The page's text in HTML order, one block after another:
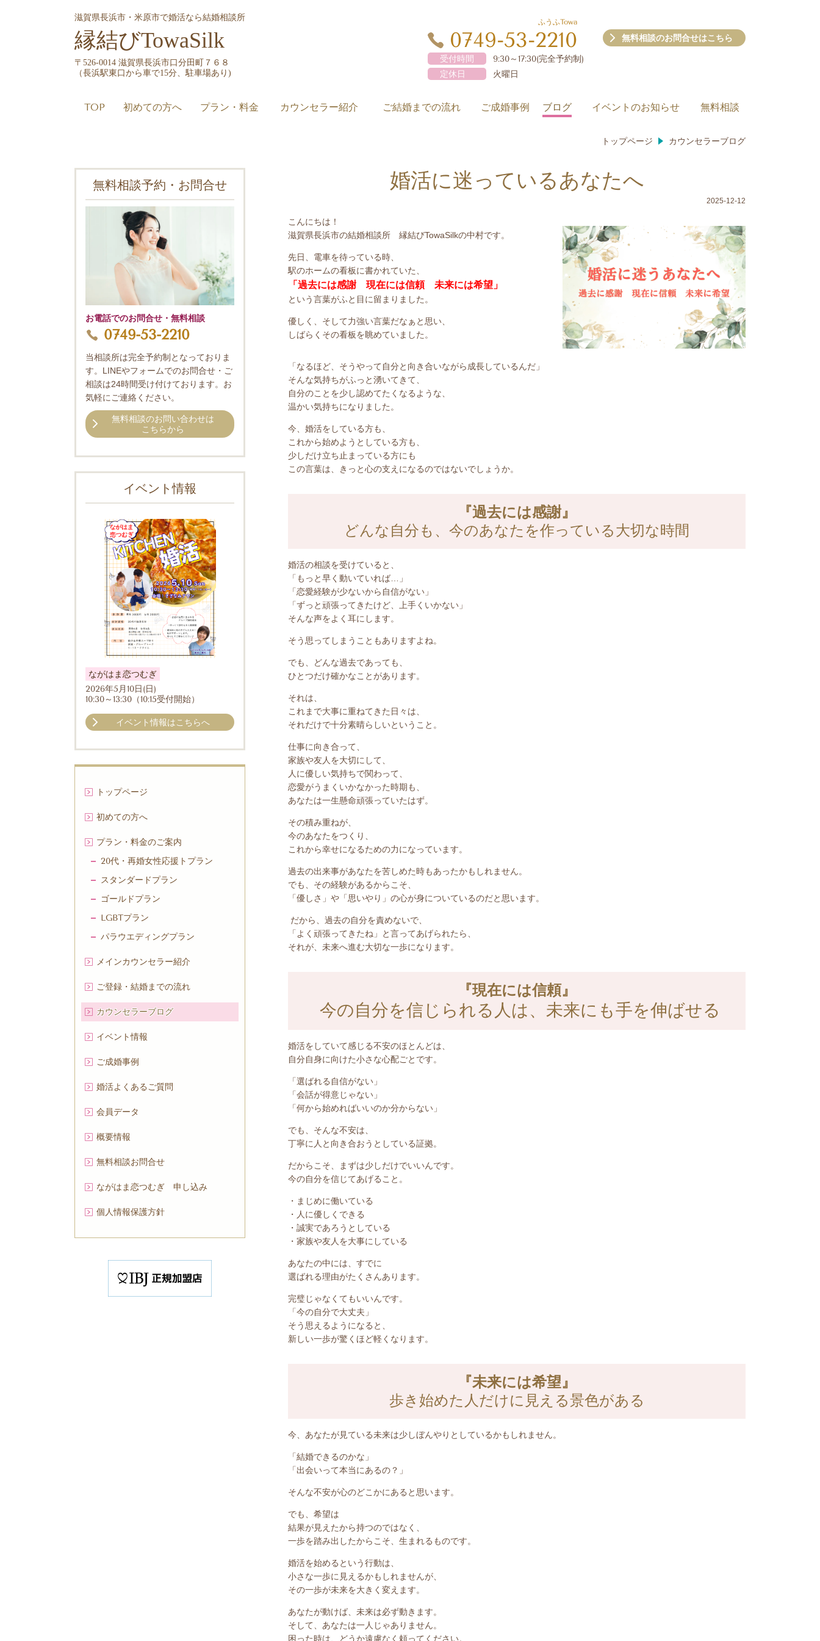
滋賀県長浜市・米原市で婚活なら結婚相談所
縁結びTowaSilk
〒526-0014 滋賀県長浜市口分田町７６８
（長浜駅東口から車で15分、駐車場あり)
ふうふTowa
0749-53-2210
受付時間
9:30～17:30(完全予約制)
定休日
火曜日
無料相談のお問合せはこちら
TOP 初めての方へ プラン・料金 カウンセラー紹介 ご結婚までの流れ ご成婚事例 ブログ イベントのお知らせ 無料相談
トップページ カウンセラーブログ
婚活に迷っているあなたへ
2025-12-12
こんにちは！
滋賀県長浜市の結婚相談所 縁結びTowaSilkの中村です。
先日、電車を待っている時、
駅のホームの看板に書かれていた、
「過去には感謝 現在には信頼 未来には希望」
という言葉がふと目に留まりました。
優しく、そして力強い言葉だなぁと思い、
しばらくその看板を眺めていました。
「なるほど、そうやって自分と向き合いながら成長しているんだ」
そんな気持ちがふっと湧いてきて、
自分のことを少し認めてたくなるような、
温かい気持ちになりました。
今、婚活をしている方も、
これから始めようとしている方も、
少しだけ立ち止まっている方にも
この言葉は、きっと心の支えになるのではないでしょうか。
『過去には感謝』
どんな自分も、今のあなたを作っている大切な時間
婚活の相談を受けていると、
「もっと早く動いていれば…」
「恋愛経験が少ないから自信がない」
「ずっと頑張ってきたけど、上手くいかない」
そんな声をよく耳にします。
そう思ってしまうこともありますよね。
でも、どんな過去であっても、
ひとつだけ確かなことがあります。
それは、
これまで大事に重ねてきた日々は、
それだけで十分素晴らしいということ。
仕事に向き合って、
家族や友人を大切にして、
人に優しい気持ちで関わって、
恋愛がうまくいかなかった時期も、
あなたは一生懸命頑張っていたはず。
その積み重ねが、
今のあなたをつくり、
これから幸せになるための力になっています。
過去の出来事があなたを苦しめた時もあったかもしれません。
でも、その経験があるからこそ、
「優しさ」や「思いやり」の心が身についているのだと思います。
だから、過去の自分を責めないで、
「よく頑張ってきたね」と言ってあげられたら、
それが、未来へ進む大切な一歩になります。
『現在には信頼』
今の自分を信じられる人は、未来にも手を伸ばせる
婚活をしていて感じる不安のほとんどは、
自分自身に向けた小さな心配ごとです。
「選ばれる自信がない」
「会話が得意じゃない」
「何から始めればいいのか分からない」
でも、そんな不安は、
丁寧に人と向き合おうとしている証拠。
だからこそ、まずは少しだけでいいんです。
今の自分を信じてあげること。
・まじめに働いている
・人に優しくできる
・誠実であろうとしている
・家族や友人を大事にしている
あなたの中には、すでに
選ばれる理由がたくさんあります。
完璧じゃなくてもいいんです。
「今の自分で大丈夫」
そう思えるようになると、
新しい一歩が驚くほど軽くなります。
『未来には希望』
歩き始めた人だけに見える景色がある
今、あなたが見ている未来は少しぼんやりとしているかもしれません。
「結婚できるのかな」
「出会いって本当にあるの？」
そんな不安が心のどこかにあると思います。
でも、希望は
結果が見えたから持つのではなく、
一歩を踏み出したからこそ、生まれるものです。
婚活を始めるという行動は、
小さな一歩に見えるかもしれませんが、
その一歩が未来を大きく変えます。
あなたが動けば、未来は必ず動きます。
そして、あなたは一人じゃありません。
困った時は、どうか遠慮なく頼ってください。
無料相談予約・お問合せ
お電話でのお問合せ・無料相談
0749-53-2210
当相談所は完全予約制となっておりま
す。LINEやフォームでのお問合せ・ご
相談は24時間受け付けております。お
気軽にご連絡ください。
無料相談のお問い合わせは
こちらから
イベント情報
ながはま恋つむぎ
2026年5月10日(日)
10:30～13:30（10:15受付開始）
イベント情報はこちらへ
トップページ
初めての方へ
プラン・料金のご案内
20代・再婚女性応援トプラン
スタンダードプラン
ゴールドプラン
LGBTプラン
パラウエディングプラン
メインカウンセラー紹介
ご登録・結婚までの流れ
カウンセラーブログ
イベント情報
ご成婚事例
婚活よくあるご質問
会員データ
概要情報
無料相談お問合せ
ながはま恋つむぎ 申し込み
個人情報保護方針